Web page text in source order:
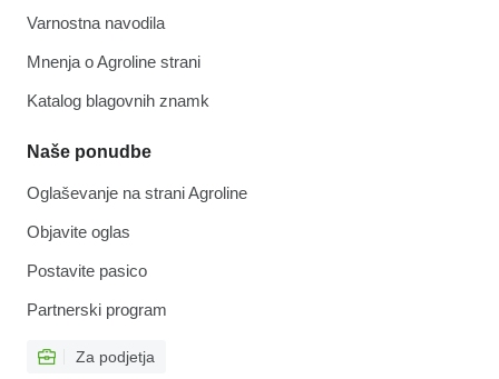
Varnostna navodila
Mnenja o Agroline strani
Katalog blagovnih znamk
Naše ponudbe
Oglaševanje na strani Agroline
Objavite oglas
Postavite pasico
Partnerski program
Za podjetja